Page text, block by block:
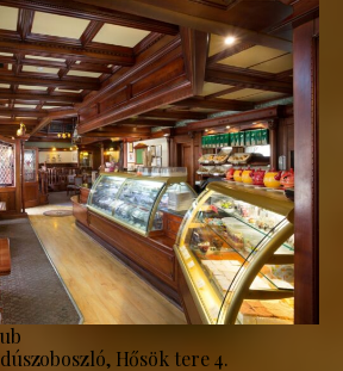
Hősök tere 4.